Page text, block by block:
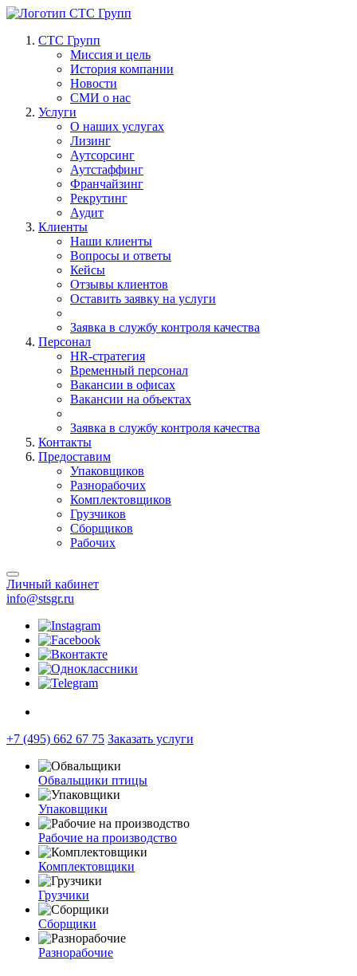
СТС Групп
Миссия и цель
История компании
Новости
СМИ о нас
Услуги
О наших услугах
Лизинг
Аутсорсинг
Аутстаффинг
Франчайзинг
Рекрутинг
Аудит
Клиенты
Наши клиенты
Вопросы и ответы
Кейсы
Отзывы клиентов
Оставить заявку на услуги
Заявка в службу контроля качества
Персонал
HR-стратегия
Временный персонал
Вакансии в офисах
Вакансии на объектах
Заявка в службу контроля качества
Контакты
Предоставим
Упаковщиков
Разнорабочих
Комплектовщиков
Грузчиков
Сборщиков
Рабочих
Личный кабинет
info@stsgr.ru
+7 (495) 662 67 75 Заказать услуги
Обвальщики птицы
Упаковщики
Рабочие на производство
Комплектовщики
Грузчики
Сборщики
Разнорабочие